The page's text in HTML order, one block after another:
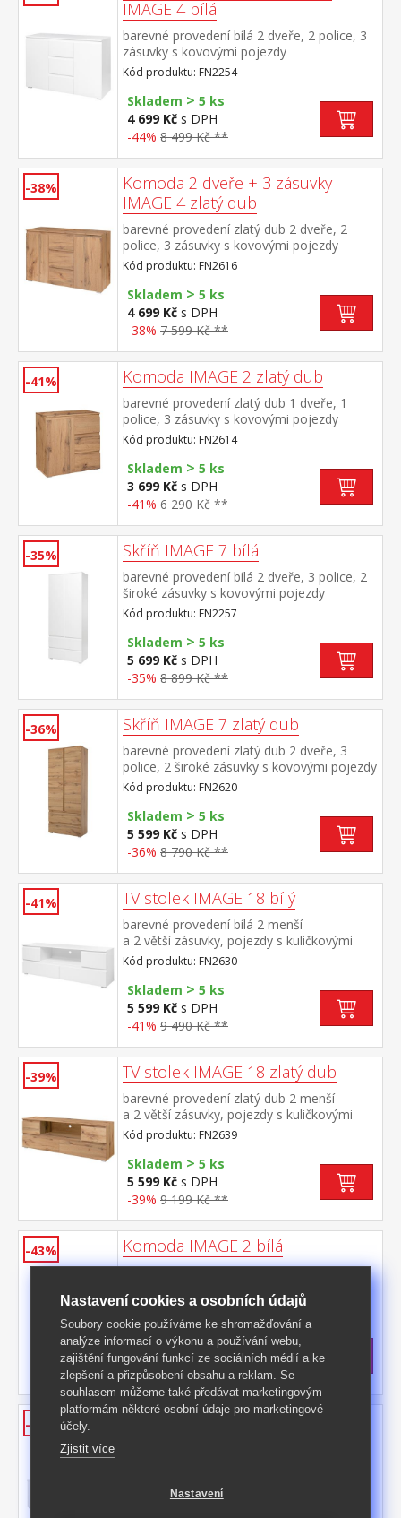
IMAGE 4 bílá
barevné provedení bílá 2 dveře, 2 police, 3
zásuvky s kovovými pojezdy
Kód produktu: FN2254
Skladem > 5 ks
4 699 Kč s DPH
-44% 8 499 Kč **
-38%
Komoda 2 dveře + 3 zásuvky
IMAGE 4 zlatý dub
barevné provedení zlatý dub 2 dveře, 2
police, 3 zásuvky s kovovými pojezdy
Kód produktu: FN2616
Skladem > 5 ks
4 699 Kč s DPH
-38% 7 599 Kč **
-41% Komoda IMAGE 2 zlatý dub
barevné provedení zlatý dub 1 dveře, 1
police, 3 zásuvky s kovovými pojezdy
Kód produktu: FN2614
Skladem > 5 ks
3 699 Kč s DPH
-41% 6 290 Kč **
-35% Skříň IMAGE 7 bílá
barevné provedení bílá 2 dveře, 3 police, 2
široké zásuvky s kovovými pojezdy
Kód produktu: FN2257
Skladem > 5 ks
5 699 Kč s DPH
-35% 8 899 Kč **
-36% Skříň IMAGE 7 zlatý dub
barevné provedení zlatý dub 2 dveře, 3
police, 2 široké zásuvky s kovovými pojezdy
Kód produktu: FN2620
Skladem > 5 ks
5 599 Kč s DPH
-36% 8 790 Kč **
-41% TV stolek IMAGE 18 bílý
barevné provedení bílá 2 menší
a 2 větší zásuvky, pojezdy s kuličkovými
ložisky
Kód produktu: FN2630
Skladem > 5 ks
5 599 Kč s DPH
-41% 9 490 Kč **
-39% TV stolek IMAGE 18 zlatý dub
barevné provedení zlatý dub 2 menší
a 2 větší zásuvky, pojezdy s kuličkovými
ložisky
Kód produktu: FN2639
Skladem > 5 ks
5 599 Kč s DPH
-39% 9 199 Kč **
-43% Komoda IMAGE 2 bílá
barevné provedení bílá 1 dveře, 1 police, 3
Kód produktu: FN2252
Skladem>5 ks
3 699 Kčs DPH
-43% 6 599 Kč **
-50%
Konferenční stolek IMAGE 55A
Kód produktu: FN3447
Nastavení cookies a osobních údajů
Soubory cookie používáme ke shromažďování a
analýze informací o výkonu a používání webu,
zajištění fungování funkcí ze sociálních médií a ke
zlepšení a přizpůsobení obsahu a reklam. Se
souhlasem můžeme také předávat marketingovým
platformám některé osobní údaje pro marketingové
účely.
Zjistit více
Nastavení